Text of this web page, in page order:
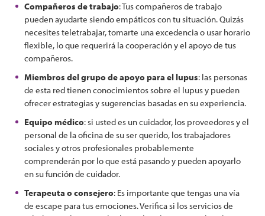
Compañeros de trabajo: Tus compañeros de trabajo
pueden ayudarte siendo empáticos con tu situación. Quizás
necesites teletrabajar, tomarte una excedencia o usar horario
flexible, lo que requerirá la cooperación y el apoyo de tus
compañeros.
Miembros del grupo de apoyo para el lupus: las personas
de esta red tienen conocimientos sobre el lupus y pueden
ofrecer estrategias y sugerencias basadas en su experiencia.
Equipo médico: si usted es un cuidador, los proveedores y el
personal de la oficina de su ser querido, los trabajadores
sociales y otros profesionales probablemente
comprenderán por lo que está pasando y pueden apoyarlo
en su función de cuidador.
Terapeuta o consejero: Es importante que tengas una vía
de escape para tus emociones. Verifica si los servicios de